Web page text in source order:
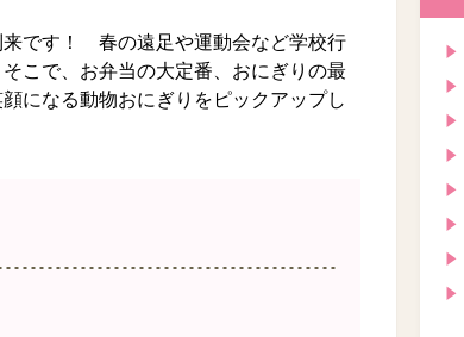
来です！ 春の遠足や運動会など学校行
こで、お弁当の大定番、おにぎりの最
になる動物おにぎりをピックアップし